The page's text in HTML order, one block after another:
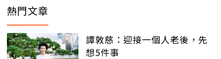
熱門文章
譚敦慈：迎接一個人老後，先
想5件事